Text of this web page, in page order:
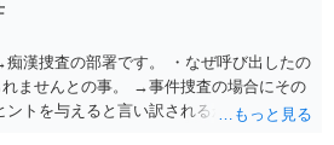
漢捜査の部署です。 ・なぜ呼び出したの
ませんとの事。 →事件捜査の場合にその
ントを与えると言い訳されるからです。 ・